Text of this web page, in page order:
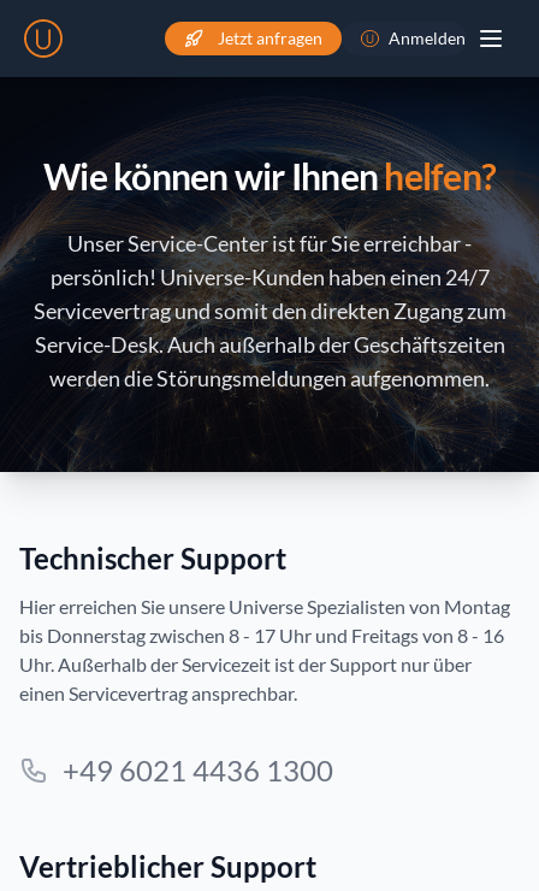
Jetzt anfragen Anmelden
Wie können wir Ihnenhelfen?
Unser Service-Center ist für Sie erreichbar -
persönlich! Universe-Kunden haben einen 24/7
Servicevertrag und somit den direkten Zugang zum
Service-Desk. Auch außerhalb der Geschäftszeiten
werden die Störungsmeldungen aufgenommen.
Technischer Support
Hier erreichen Sie unsere Universe Spezialisten von Montag
bis Donnerstag zwischen 8 - 17 Uhr und Freitags von 8 - 16
Uhr. Außerhalb der Servicezeit ist der Support nur über
einen Servicevertrag ansprechbar.
+49 6021 4436 1300
Vertrieblicher Support